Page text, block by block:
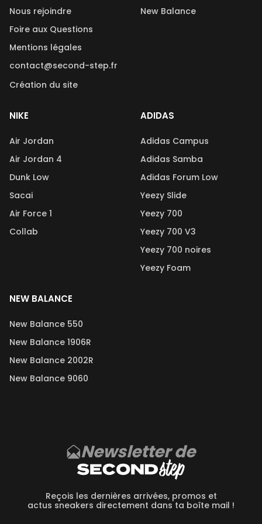
Nous rejoindre
Foire aux Questions
Mentions légales
contact@second-step.fr
Création du site
New Balance
NIKE
Air Jordan
Air Jordan 4
Dunk Low
Sacai
Air Force 1
Collab
ADIDAS
Adidas Campus
Adidas Samba
Adidas Forum Low
Yeezy Slide
Yeezy 700
Yeezy 700 V3
Yeezy 700 noires
Yeezy Foam
NEW BALANCE
New Balance 550
New Balance 1906R
New Balance 2002R
New Balance 9060
Newsletter de
Reçois les dernières arrivées, promos et
actus sneakers directement dans ta boîte mail !